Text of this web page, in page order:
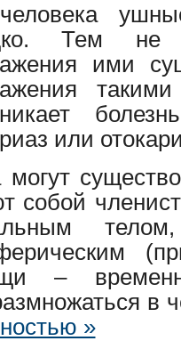
Тем не
ими
или
собой
–
в
»